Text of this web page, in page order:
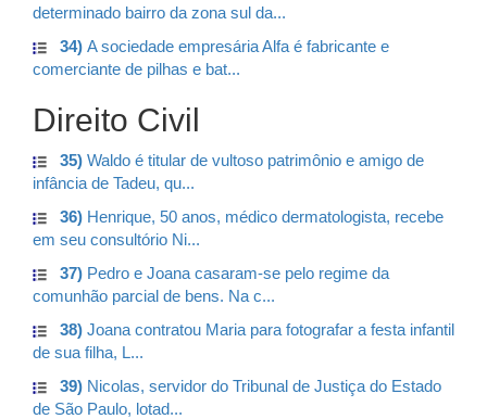
determinado bairro da zona sul da...
34) A sociedade empresária Alfa é fabricante e
comerciante de pilhas e bat...
Direito Civil
35) Waldo é titular de vultoso patrimônio e amigo de
infância de Tadeu, qu...
36) Henrique, 50 anos, médico dermatologista, recebe
em seu consultório Ni...
37) Pedro e Joana casaram-se pelo regime da
comunhão parcial de bens. Na c...
38) Joana contratou Maria para fotografar a festa infantil
de sua filha, L...
39) Nicolas, servidor do Tribunal de Justiça do Estado
de São Paulo, lotad...